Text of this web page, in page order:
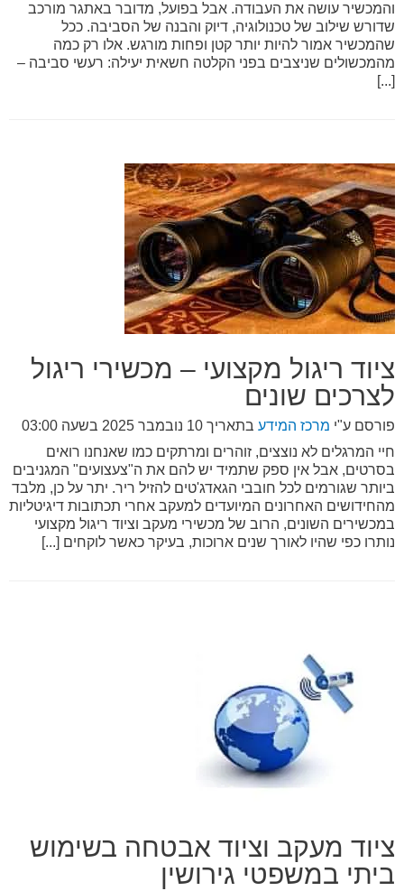
והמכשיר עושה את העבודה. אבל בפועל, מדובר באתגר מורכב
שדורש שילוב של טכנולוגיה, דיוק והבנה של הסביבה. ככל
שהמכשיר אמור להיות יותר קטן ופחות מורגש. אלו רק כמה
מהמכשולים שניצבים בפני הקלטה חשאית יעילה: רעשי סביבה –
[...]
ציוד ריגול מקצועי – מכשירי ריגול
לצרכים שונים
פורסם ע"י מרכז המידע בתאריך 10 נובמבר 2025 בשעה 03:00
חיי המרגלים לא נוצצים, זוהרים ומרתקים כמו שאנחנו רואים
בסרטים, אבל אין ספק שתמיד יש להם את ה"צעצועים" המגניבים
ביותר שגורמים לכל חובבי הגאדג'טים להזיל ריר. יתר על כן, מלבד
מהחידושים האחרונים המיועדים למעקב אחרי תכתובות דיגיטליות
במכשירים השונים, הרוב של מכשירי מעקב וציוד ריגול מקצועי
נותרו כפי שהיו לאורך שנים ארוכות, בעיקר כאשר לוקחים [...]
ציוד מעקב וציוד אבטחה בשימוש
ביתי במשפטי גירושין